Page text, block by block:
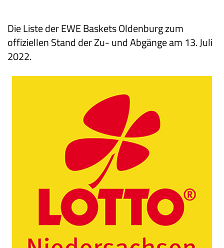
Die Liste der EWE Baskets Oldenburg zum
offiziellen Stand der Zu- und Abgänge am 13. Juli
2022.